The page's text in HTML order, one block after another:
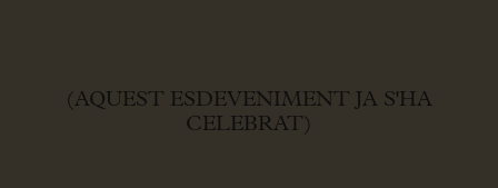
(AQUEST ESDEVENIMENT JA S'HA
CELEBRAT)